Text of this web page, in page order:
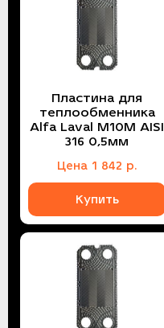
Пластина для
теплообменника
Alfa Laval M10M AISI
316 0,5мм
Цена 1 842 р.
Купить